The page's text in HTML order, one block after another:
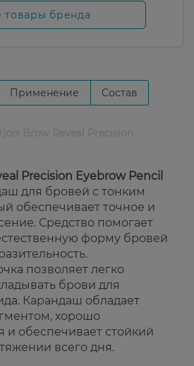
товары бренда
Применение Состав
Precision Eyebrow Pencil
для бровей с тонким
обеспечивает точное и
Средство помогает
форму бровей
позволяет легко
брови для
Карандаш обладает
хорошо
и обеспечивает стойкий
всего дня.